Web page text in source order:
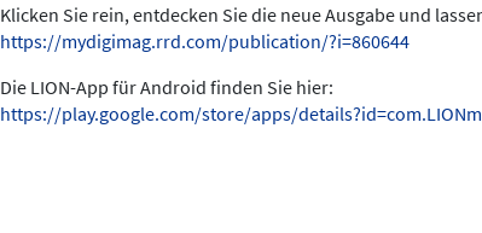
Klicken Sie rein, entdecken Sie die neue Ausgabe und
https://mydigimag.rrd.com/publication/?i=860644
Die LION-App für Android finden Sie hier:
https://play.google.com/store/apps/